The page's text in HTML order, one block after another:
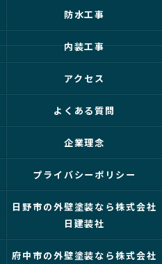
防水工事
内装工事
アクセス
よくある質問
企業理念
プライバシーポリシー
日野市の外壁塗装なら株式会社
日建装社
府中市の外壁塗装なら株式会社